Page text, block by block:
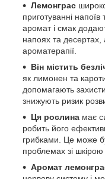
Лемонграс
приготуванні напоїв
аромат і смак
напоях та десертах,
ароматерапії.
Він містить
як лимонен та
допомагають
знижують ризик
Ця рослина має
робить його
грибками. Це може
проблемах зі
Аромат